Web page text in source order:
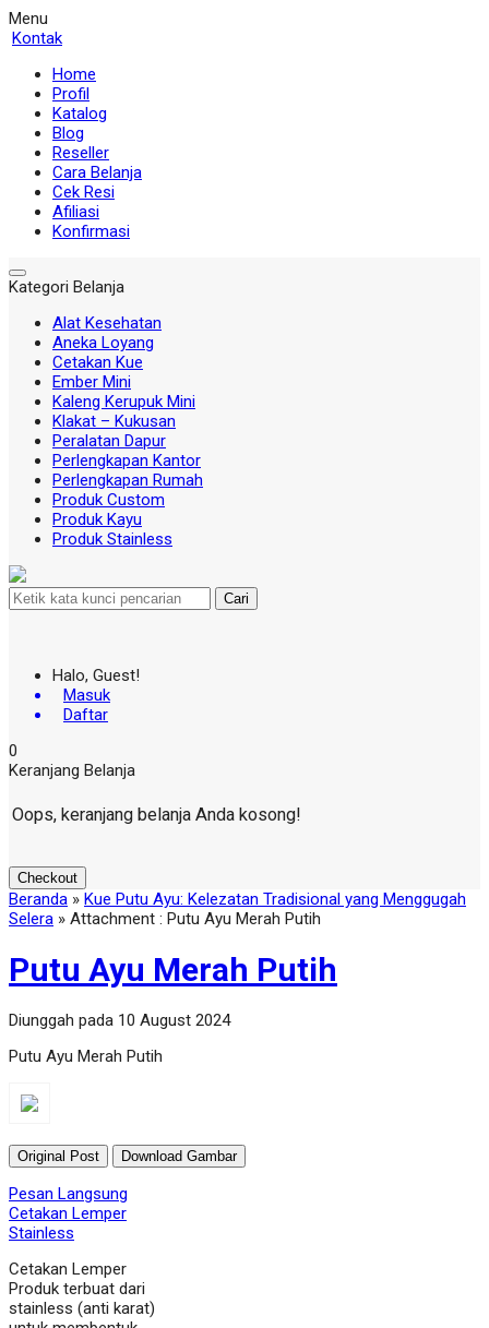
Menu
Kontak
Home
Profil
Katalog
Blog
Reseller
Cara Belanja
Cek Resi
Afiliasi
Konfirmasi
Kategori Belanja
Alat Kesehatan
Aneka Loyang
Cetakan Kue
Ember Mini
Kaleng Kerupuk Mini
Klakat – Kukusan
Peralatan Dapur
Perlengkapan Kantor
Perlengkapan Rumah
Produk Custom
Produk Kayu
Produk Stainless
Cari
Halo, Guest!
Masuk
Daftar
0
Keranjang Belanja
Oops, keranjang belanja Anda kosong!
Checkout
Beranda » Kue Putu Ayu: Kelezatan Tradisional yang Menggugah
Selera » Attachment : Putu Ayu Merah Putih
Putu Ayu Merah Putih
Diunggah pada 10 August 2024
Putu Ayu Merah Putih
Original Post Download Gambar
Pesan Langsung
Cetakan Lemper
Stainless
Cetakan Lemper
Produk terbuat dari
stainless (anti karat)